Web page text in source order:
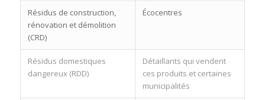
Résidus de construction,
rénovation et démolition
(CRD)
Écocentres
Résidus domestiques
dangereux (RDD)
Détaillants qui vendent
ces produits et certaines
municipalités